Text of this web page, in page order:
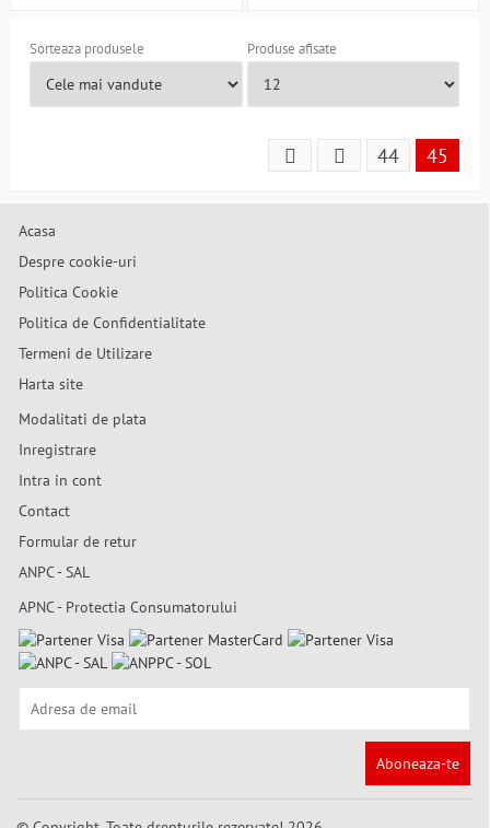
Sorteaza produsele Produse afisate
44 45
Acasa
Despre cookie-uri
Politica Cookie
Politica de Confidentialitate
Termeni de Utilizare
Harta site
Modalitati de plata
Inregistrare
Intra in cont
Contact
Formular de retur
ANPC - SAL
APNC - Protectia Consumatorului
Aboneaza-te